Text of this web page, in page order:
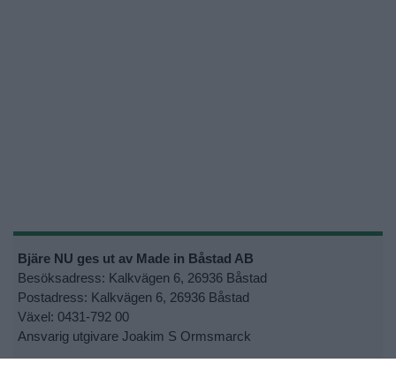
Bjäre NU ges ut av Made in Båstad AB
Besöksadress: Kalkvägen 6, 26936 Båstad
Postadress: Kalkvägen 6, 26936 Båstad
Växel: 0431-792 00
Ansvarig utgivare Joakim S Ormsmarck